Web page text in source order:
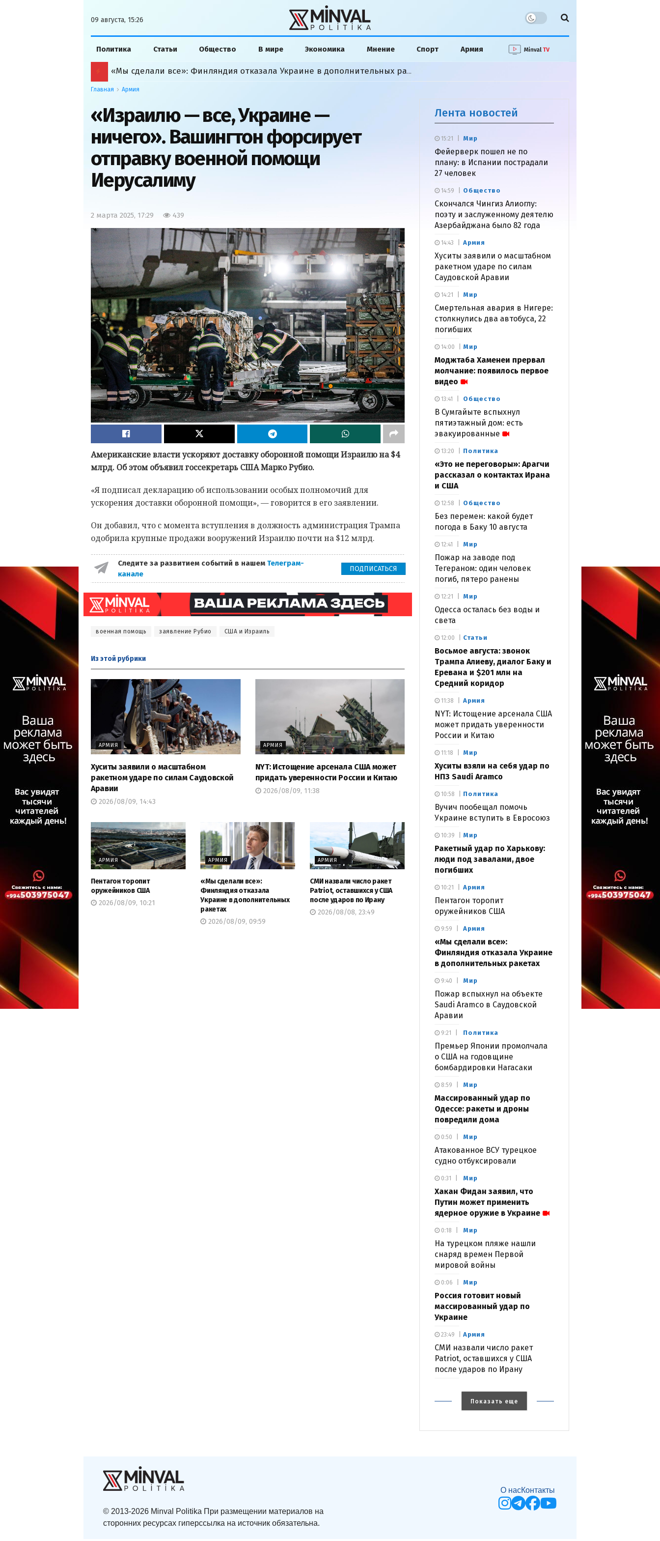
09 августа, 15:26
Политика Статьи Общество В мире Экономика Мнение Спорт Армия
«Мы сделали все»: Финляндия отказала Украине в дополнительных ракетах
Главная Армия
«Израилю — все, Украине —
ничего». Вашингтон форсирует
отправку военной помощи
Иерусалиму
2 марта 2025, 17:29 439
Американские власти ускоряют доставку оборонной помощи Израилю на $4
млрд. Об этом объявил госсекретарь США Марко Рубио.
«Я подписал декларацию об использовании особых полномочий для
ускорения доставки оборонной помощи», — говорится в его заявлении.
Он добавил, что с момента вступления в должность администрация Трампа
одобрила крупные продажи вооружений Израилю почти на $12 млрд.
Следите за развитием событий в нашем Телеграм-
канале
ПОДПИСАТЬСЯ
военная помощь заявление Рубио США и Израиль
Из этой рубрики
АРМИЯ
Хуситы заявили о масштабном
ракетном ударе по силам Саудовской
Аравии
2026/08/09, 14:43
АРМИЯ
NYT: Истощение арсенала США может
придать уверенности России и Китаю
2026/08/09, 11:38
АРМИЯ
Пентагон торопит
оружейников США
2026/08/09, 10:21
АРМИЯ
«Мы сделали все»:
Финляндия отказала
Украине в дополнительных
ракетах
2026/08/09, 09:59
АРМИЯ
СМИ назвали число ракет
Patriot, оставшихся у США
после ударов по Ирану
2026/08/08, 23:49
Лента новостей
Мир
Фейерверк пошел не по
плану: в Испании пострадали
27 человек
15:21
Общество
Скончался Чингиз Алиоглу:
поэту и заслуженному деятелю
Азербайджана было 82 года
14:59
Армия
Хуситы заявили о масштабном
ракетном ударе по силам
Саудовской Аравии
14:43
Мир
Смертельная авария в Нигере:
столкнулись два автобуса, 22
погибших
14:21
Мир
Моджтаба Хаменеи прервал
молчание: появилось первое
видео
14:00
Общество
В Сумгайыте вспыхнул
пятиэтажный дом: есть
эвакуированные
13:41
Политика
«Это не переговоры»: Арагчи
рассказал о контактах Ирана
и США
13:20
Общество
Без перемен: какой будет
погода в Баку 10 августа
12:58
Мир
Пожар на заводе под
Тегераном: один человек
погиб, пятеро ранены
12:41
Мир
Одесса осталась без воды и
света
12:21
Статьи
Восьмое августа: звонок
Трампа Алиеву, диалог Баку и
Еревана и $201 млн на
Средний коридор
12:00
Армия
NYT: Истощение арсенала США
может придать уверенности
России и Китаю
11:38
Мир
Хуситы взяли на себя удар по
НПЗ Saudi Aramco
11:18
Политика
Вучич пообещал помочь
Украине вступить в Евросоюз
10:58
Мир
Ракетный удар по Харькову:
люди под завалами, двое
погибших
10:39
Армия
Пентагон торопит
оружейников США
10:21
Армия
«Мы сделали все»:
Финляндия отказала Украине
в дополнительных ракетах
9:59
Мир
Пожар вспыхнул на объекте
Saudi Aramco в Саудовской
Аравии
9:40
Политика
Премьер Японии промолчала
о США на годовщине
бомбардировки Нагасаки
9:21
Мир
Массированный удар по
Одессе: ракеты и дроны
повредили дома
8:59
Мир
Атакованное ВСУ турецкое
судно отбуксировали
0:50
Мир
Хакан Фидан заявил, что
Путин может применить
ядерное оружие в Украине
0:31
Мир
На турецком пляже нашли
снаряд времен Первой
мировой войны
0:18
Мир
Россия готовит новый
массированный удар по
Украине
0:06
Армия
СМИ назвали число ракет
Patriot, оставшихся у США
после ударов по Ирану
23:49
Показать еще
© 2013-2026 Minval Politika При размещении материалов на
сторонних ресурсах гиперссылка на источник обязательна.
О насКонтакты